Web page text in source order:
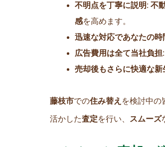
不明点を丁寧に説明: 不
感を高めます。
迅速な対応であなたの時
広告費用は全て当社負担:
売却後もさらに快適な新
藤枝市での住み替え を検討中の
活かした査定を行い、 スムーズ